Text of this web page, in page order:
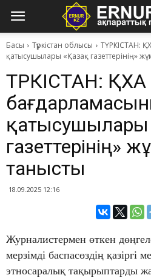
Басы Түркістан облысы
ТҮРКІСТАН:
қатысушылары «Қазақ газеттерінің»
ТҮРКІСТАН: ҚХА
қатысушылары
газеттерінің»
танысты
18.09.2025 12:16
Журналистермен өткен
мерзімді баспасөздің қазіргі
этносаралық тақырыптарды